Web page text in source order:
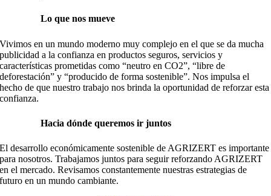
Lo que nos mueve
Vivimos en un mundo moderno muy complejo en el que se da mucha
publicidad a la confianza en productos seguros, servicios y
características prometidas como “neutro en CO2”, “libre de
deforestación” y “producido de forma sostenible”. Nos impulsa el
hecho de que nuestro trabajo nos brinda la oportunidad de reforzar esta
confianza.
Hacia dónde queremos ir juntos
El desarrollo económicamente sostenible de AGRIZERT es importante
para nosotros. Trabajamos juntos para seguir reforzando AGRIZERT
en el mercado. Revisamos constantemente nuestras estrategias de
futuro en un mundo cambiante.